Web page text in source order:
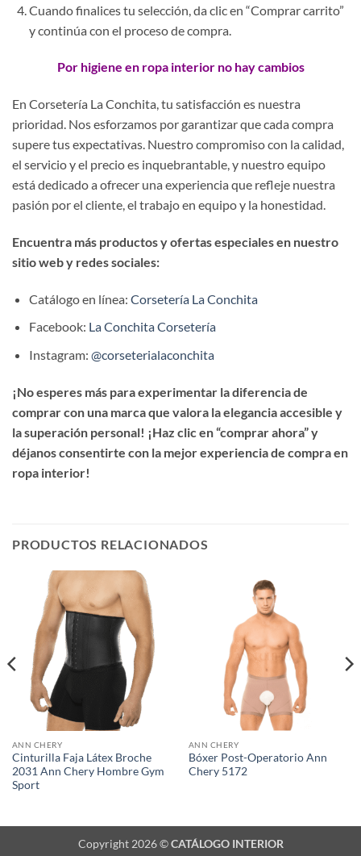
Cuando finalices tu selección, da clic en “Comprar carrito”
y continúa con el proceso de compra.
Por higiene en ropa interior no hay cambios
En Corsetería La Conchita, tu satisfacción es nuestra
prioridad. Nos esforzamos por garantizar que cada compra
supere tus expectativas. Nuestro compromiso con la calidad,
el servicio y el precio es inquebrantable, y nuestro equipo
está dedicado a ofrecer una experiencia que refleje nuestra
pasión por el cliente, el trabajo en equipo y la honestidad.
Encuentra más productos y ofertas especiales en nuestro
sitio web y redes sociales:
Catálogo en línea: Corsetería La Conchita
Facebook: La Conchita Corsetería
Instagram: @corseterialaconchita
¡No esperes más para experimentar la diferencia de
comprar con una marca que valora la elegancia accesible y
la superación personal! ¡Haz clic en “comprar ahora” y
déjanos consentirte con la mejor experiencia de compra en
ropa interior!
PRODUCTOS RELACIONADOS
ANN CHERY
Cinturilla Faja Látex Broche
2031 Ann Chery Hombre Gym
Sport
ANN CHERY
Bóxer Post-Operatorio Ann
Chery 5172
Copyright 2026 ©CATÁLOGO INTERIOR